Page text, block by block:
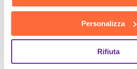
Personalizza
Rifiuta